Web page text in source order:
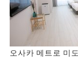
오사카 메트로 미